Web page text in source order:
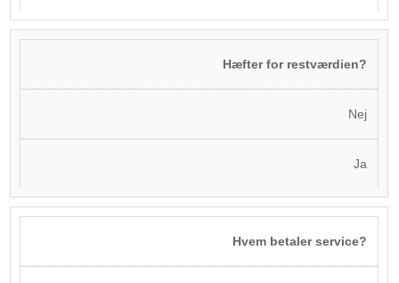
Hæfter for restværdien?
Nej
Ja
Hvem betaler service?